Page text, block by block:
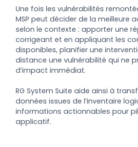
Une fois les vulnérabilités
MSP peut décider de la meilleure
selon le contexte : apporter une
corrigeant et en appliquant les
disponibles, planifier une
distance une vulnérabilité qui ne
d’impact immédiat.
RG System Suite aide ainsi à
données issues de l’inventaire
informations actionnables pour
applicatif.